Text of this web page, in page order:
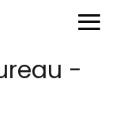
-